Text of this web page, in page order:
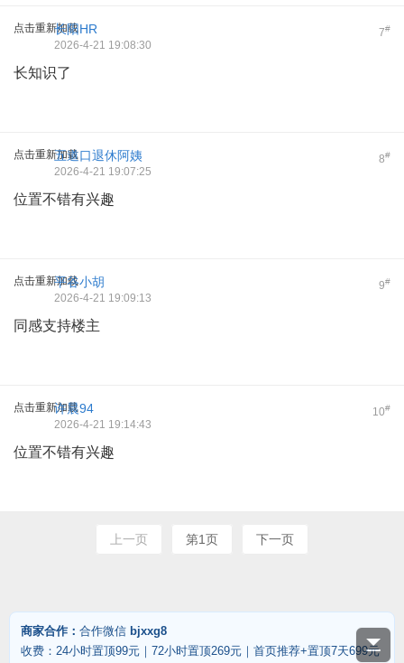
点击重新加载 7#
长阳HR
2026-4-21 19:08:30
长知识了
点击重新加载 8#
五道口退休阿姨
2026-4-21 19:07:25
位置不错有兴趣
点击重新加载 9#
平谷小胡
2026-4-21 19:09:13
同感支持楼主
点击重新加载 10#
许晨94
2026-4-21 19:14:43
位置不错有兴趣
上一页 第1页 下一页
商家合作： 合作微信 bjxxg8
收费：24小时置顶99元｜72小时置顶269元｜首页推荐+置顶7天699元